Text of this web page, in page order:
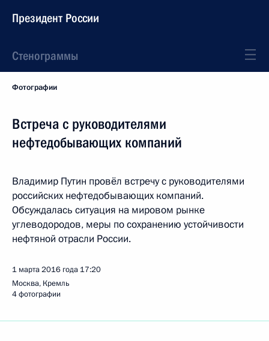
Президент России
Стенограммы
Фотографии
Встреча с руководителями
нефтедобывающих компаний
Владимир Путин провёл встречу с руководителями
российских нефтедобывающих компаний.
Обсуждалась ситуация на мировом рынке
углеводородов, меры по сохранению устойчивости
нефтяной отрасли России.
1 марта 2016 года 17:20
Москва, Кремль
4 фотографии